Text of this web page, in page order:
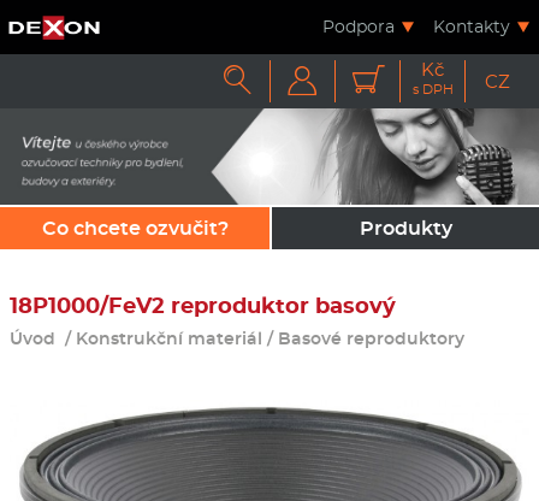
Podpora Kontakty
   Kč
s DPH CZ
Co chcete ozvučit? Produkty
18P1000/FeV2 reproduktor basový
Úvod / Konstrukční materiál / Basové reproduktory